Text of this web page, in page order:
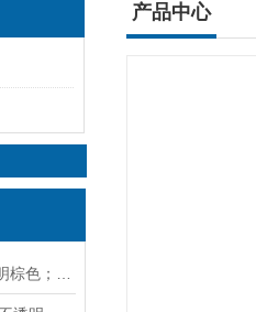
产品中心